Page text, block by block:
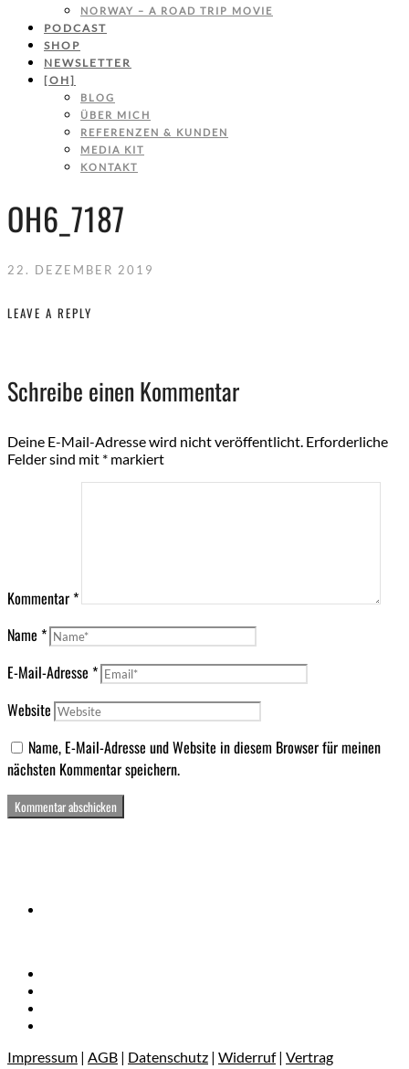
NORWAY – A ROAD TRIP MOVIE
PODCAST
SHOP
NEWSLETTER
[OH]
BLOG
ÜBER MICH
REFERENZEN & KUNDEN
MEDIA KIT
KONTAKT
OH6_7187
22. DEZEMBER 2019
LEAVE A REPLY
Schreibe einen Kommentar
Deine E-Mail-Adresse wird nicht veröffentlicht. Erforderliche
Felder sind mit * markiert
Kommentar*
Name *
E-Mail-Adresse *
Website
Name, E-Mail-Adresse und Website in diesem Browser für meinen
nächsten Kommentar speichern.
Impressum | AGB | Datenschutz | Widerruf| Vertrag